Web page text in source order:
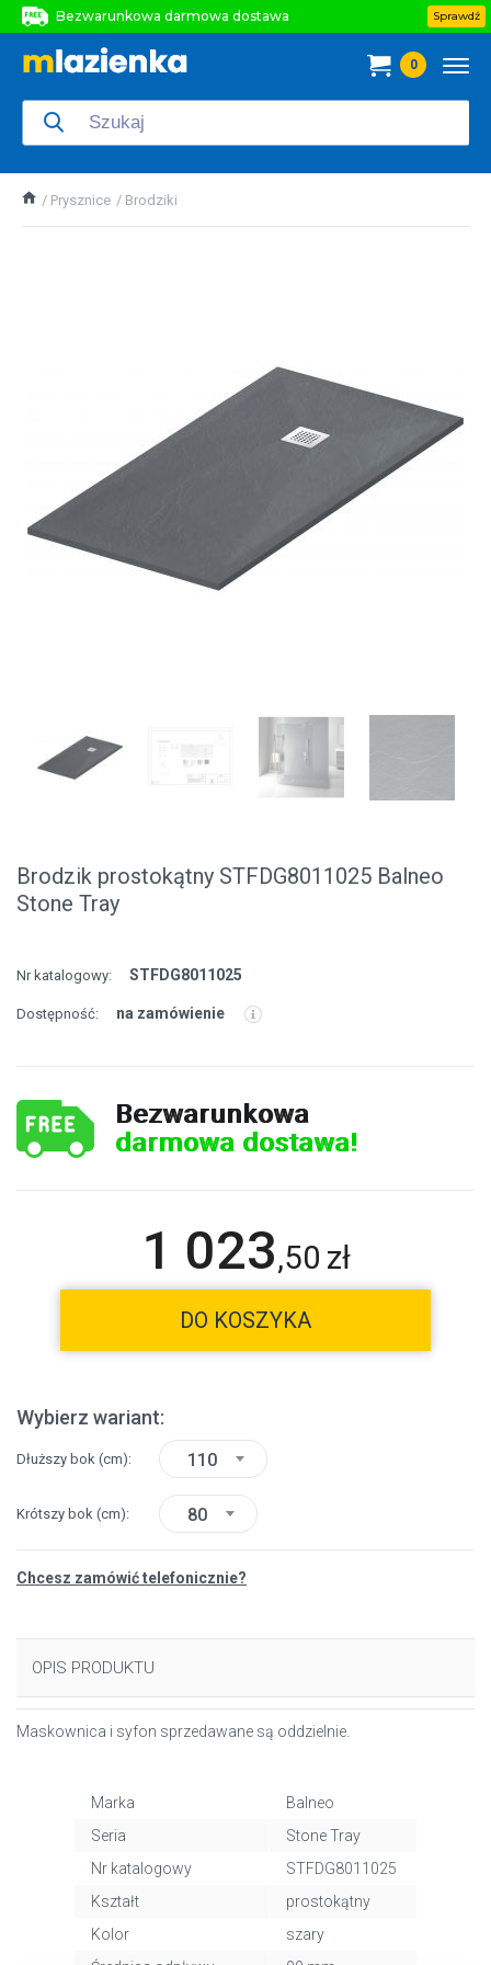
Bezwarunkowa darmowa dostawa
Bezwarunkowa darmowa dostawa
Sprawdź
0
Prysznice Brodziki
Brodzik prostokątny STFDG8011025 Balneo
Stone Tray
Nr katalogowy: STFDG8011025
Dostępność: na zamówienie
Bezwarunkowa
darmowa dostawa!
1 023,50 zł
DO KOSZYKA
Wybierz wariant:
Dłuższy bok (cm) 110
Krótszy bok (cm) 80
Chcesz zamówić telefonicznie?
OPIS PRODUKTU
Maskownica i syfon sprzedawane są oddzielnie.
Marka
Balneo
Seria
Stone Tray
Nr katalogowy
STFDG8011025
Kształt
prostokątny
Kolor
szary